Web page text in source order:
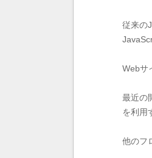
従来の
Webサ
最近の
を利用
他のフ